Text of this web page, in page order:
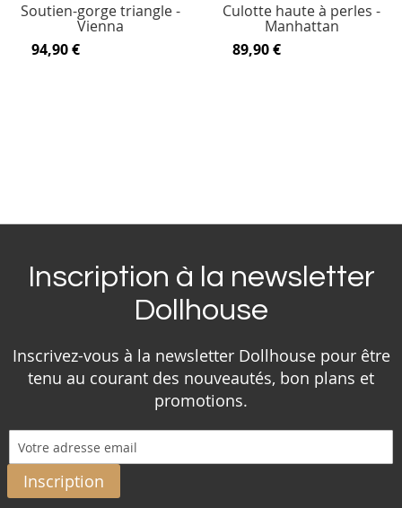
Soutien-gorge triangle -
Vienna
94,90 €
Culotte haute à perles -
Manhattan
89,90 €
Inscription à la newsletter
Dollhouse
Inscrivez-vous à la newsletter Dollhouse pour être
tenu au courant des nouveautés, bon plans et
promotions.
Inscription